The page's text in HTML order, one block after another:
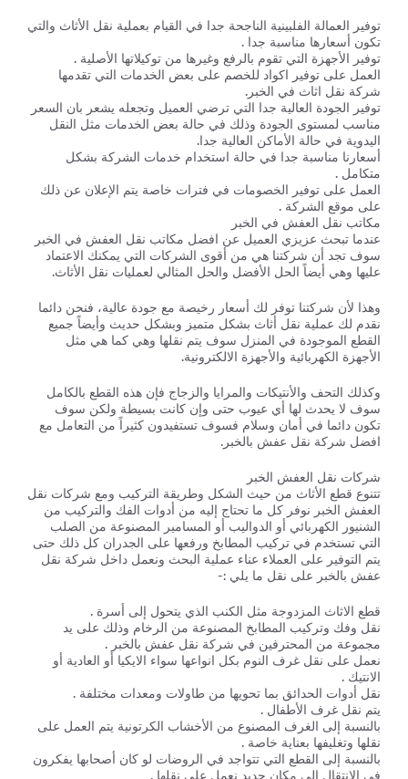
توفير العمالة الفلبينية الناجحة جدا في القيام بعملية نقل الأثاث والتي
تكون أسعارها مناسبة جدا .
توفير الأجهزة التي تقوم بالرفع وغيرها من توكيلاتها الأصلية .
العمل على توفير اكواد للخصم على بعض الخدمات التي تقدمها
شركة نقل اثاث في الخبر.
توفير الجودة العالية جدا التي ترضي العميل وتجعله يشعر بان السعر
مناسب لمستوى الجودة وذلك في حالة بعض الخدمات مثل النقل
اليدوية في حالة الأماكن العالية جدا.
أسعارنا مناسبة جدا في حالة استخدام خدمات الشركة بشكل
متكامل .
العمل على توفير الخصومات في فترات خاصة يتم الإعلان عن ذلك
على موقع الشركة .
مكاتب نقل العفش في الخبر
عندما تبحث عزيزي العميل عن افضل مكاتب نقل العفش في الخبر
سوف تجد أن شركتنا هي من أقوى الشركات التي يمكنك الاعتماد
عليها وهي أيضاً الحل الأفضل والحل المثالي لعمليات نقل الأثاث.
وهذا لأن شركتنا توفر لك أسعار رخيصة مع جودة عالية، فنحن دائما
نقدم لك عملية نقل أثاث بشكل متميز وبشكل حديث وأيضاً جميع
القطع الموجودة في المنزل سوف يتم نقلها وهي كما هي مثل
الأجهزة الكهربائية والأجهزة الالكترونية.
وكذلك التحف والأنتيكات والمرايا والزجاج فإن هذه القطع بالكامل
سوف لا يحدث لها أي عيوب حتى وإن كانت بسيطة ولكن سوف
تكون دائما في أمان وسلام فسوف تستفيدون كثيراً من التعامل مع
افضل شركة نقل عفش بالخبر.
شركات نقل العفش الخبر
تتنوع قطع الأثاث من حيث الشكل وطريقة التركيب ومع شركات نقل
العفش الخبر نوفر كل ما تحتاج إليه من أدوات الفك والتركيب من
الشنيور الكهربائي أو الدواليب أو المسامير المصنوعة من الصلب
التي تستخدم في تركيب المطابخ ورفعها على الجدران كل ذلك حتى
يتم التوفير على العملاء عناء عملية البحث ونعمل داخل شركة نقل
عفش بالخبر على نقل ما يلي :-
قطع الاثاث المزدوجة مثل الكنب الذي يتحول إلى أسرة .
نقل وفك وتركيب المطابخ المصنوعة من الرخام وذلك على يد
مجموعة من المحترفين في شركة نقل عفش بالخبر .
نعمل على نقل غرف النوم بكل انواعها سواء الايكيا أو العادية أو
الانتيك .
نقل أدوات الحدائق بما تحويها من طاولات ومعدات مختلفة .
يتم نقل غرف الأطفال .
بالنسبة إلى الغرف المصنوع من الأخشاب الكرتونية يتم العمل على
نقلها وتغليفها بعناية خاصة .
بالنسبة إلى القطع التي تتواجد في الروضات لو كان أصحابها يفكرون